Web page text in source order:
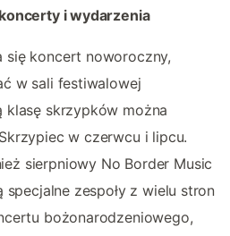
i wydarzenia
się koncert noworoczny,
w sali festiwalowej
klasę skrzypków można
w czerwcu i lipcu.
sierpniowy No Border Music
zespoły z wielu stron
bożonarodzeniowego,